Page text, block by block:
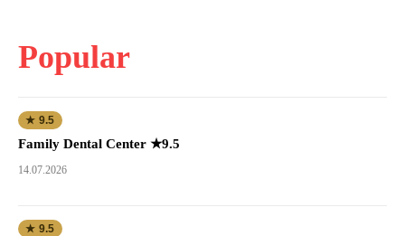
Popular
★ 9.5
Family Dental Center ★9.5
14.07.2026
★ 9.5